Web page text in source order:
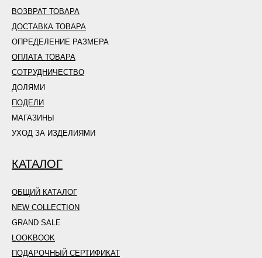
ВОЗВРАТ ТОВАРА
ДОСТАВКА ТОВАРА
ОПРЕДЕЛЕНИЕ РАЗМЕРА
ОПЛАТА ТОВАРА
СОТРУДНИЧЕСТВО
ДОЛЯМИ
ПОДЕЛИ
МАГАЗИНЫ
УХОД ЗА ИЗДЕЛИЯМИ
КАТАЛОГ
ОБЩИЙ КАТАЛОГ
NEW COLLECTION
GRAND SALE
LOOKBOOK
ПОДАРОЧНЫЙ СЕРТИФИКАТ